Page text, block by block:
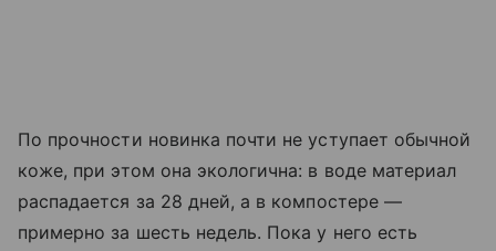
По прочности новинка почти не уступает обычной
коже, при этом она экологична: в воде материал
распадается за 28 дней, а в компостере —
примерно за шесть недель. Пока у него есть